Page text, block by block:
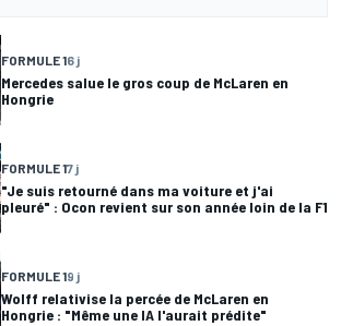
FORMULE 16 j
Mercedes salue le gros coup de McLaren en
Hongrie
FORMULE 17 j
"Je suis retourné dans ma voiture et j'ai
pleuré" : Ocon revient sur son année loin de la F1
FORMULE 19 j
Wolff relativise la percée de McLaren en
Hongrie : "Même une IA l'aurait prédite"